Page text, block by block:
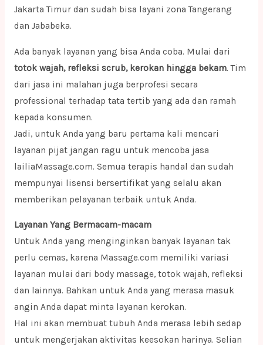
Jakarta Timur dan sudah bisa layani zona Tangerang
dan Jababeka.
Ada banyak layanan yang bisa Anda coba. Mulai dari
totok wajah, refleksi scrub, kerokan hingga bekam. Tim
dari jasa ini malahan juga berprofesi secara
professional terhadap tata tertib yang ada dan ramah
kepada konsumen.
Jadi, untuk Anda yang baru pertama kali mencari
layanan pijat jangan ragu untuk mencoba jasa
lailiaMassage.com. Semua terapis handal dan sudah
mempunyai lisensi bersertifikat yang selalu akan
memberikan pelayanan terbaik untuk Anda.
Layanan Yang Bermacam-macam
Untuk Anda yang menginginkan banyak layanan tak
perlu cemas, karena Massage.com memiliki variasi
layanan mulai dari body massage, totok wajah, refleksi
dan lainnya. Bahkan untuk Anda yang merasa masuk
angin Anda dapat minta layanan kerokan.
Hal ini akan membuat tubuh Anda merasa lebih sedap
untuk mengerjakan aktivitas keesokan harinya. Selian